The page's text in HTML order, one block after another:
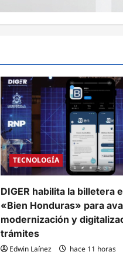
TECNOLOGÍA
DIGER habilita la billetera
«Bien Honduras» para
modernización y
trámites
Edwin Laínez hace 11 horas